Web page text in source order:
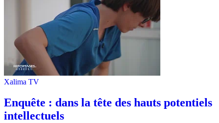
Xalima TV
Enquête : dans la tête des hauts potentiels
intellectuels